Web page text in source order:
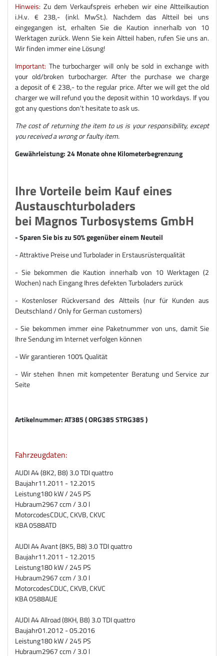
Hinweis: Zu dem Verkaufspreis erheben wir eine Altteilkaution
i.H.v. € 238,- (inkl. MwSt.). Nachdem das Altteil bei uns
eingegangen ist, erhalten Sie die Kaution innerhalb von 10
Werktagen zurück. Wenn Sie kein Altteil haben, rufen Sie uns an.
Wir finden immer eine Lösung!
Important: The turbocharger will only be sold in exchange with
your old/broken turbocharger. After the purchase we charge
a deposit of € 238,- to the regular price. After we will get the old
charger we will refund you the deposit within 10 workdays. If you
got any questions don't hesitate to ask us.
The cost of returning the item to us is your responsibility, except
you received a wrong or faulty item.
Gewährleistung: 24 Monate ohne Kilometerbegrenzung
Ihre Vorteile beim Kauf eines
Austauschturboladers
bei Magnos Turbosystems GmbH
- Sparen Sie bis zu 50% gegenüber einem Neuteil
- Attraktive Preise und Turbolader in Erstausrüsterqualität
- Sie bekommen die Kaution innerhalb von 10 Werktagen (2
Wochen) nach Eingang Ihres defekten Turboladers zurück
- Kostenloser Rückversand des Altteils (nur für Kunden aus
Deutschland / Only for German customers)
- Sie bekommen immer eine Paketnummer von uns, damit Sie
Ihre Sendung im Internet verfolgen können
- Wir garantieren 100% Qualität
- Wir stehen Ihnen mit kompetenter Beratung und Service zur
Seite
Artikelnummer: AT385 ( ORG385 STRG385 )
Fahrzeugdaten:
AUDI A4 (8K2, B8) 3.0 TDI quattro
Baujahr11.2011 - 12.2015
Leistung180 kW / 245 PS
Hubraum2967 ccm / 3.0 l
MotorcodesCDUC, CKVB, CKVC
KBA0588ATD
AUDI A4 Avant (8K5, B8) 3.0 TDI quattro
Baujahr11.2011 - 12.2015
Leistung180 kW / 245 PS
Hubraum2967 ccm / 3.0 l
MotorcodesCDUC, CKVB, CKVC
KBA0588AUE
AUDI A4 Allroad (8KH, B8) 3.0 TDI quattro
Baujahr01.2012 - 05.2016
Leistung180 kW / 245 PS
Hubraum2967 ccm / 3.0 l